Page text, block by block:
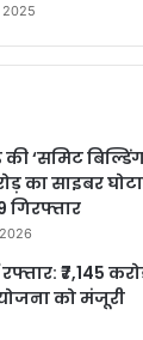
2025
‘समिट
का साइबर
गिरफ्तार
₹7,145
को मंजूरी